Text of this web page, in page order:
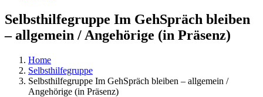
Selbsthilfegruppe Im GehSpräch bleiben
– allgemein / Angehörige (in Präsenz)
Home
Selbsthilfegruppe
Selbsthilfegruppe Im GehSpräch bleiben – allgemein /
Angehörige (in Präsenz)